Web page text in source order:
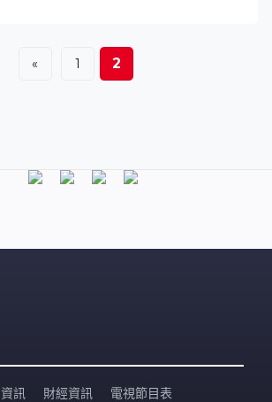
游入體內。 細菌感染入ICU 需移除氣
，一名45歲陳姓男子平日熱愛行山、露
，被送往深切治療部插管治療。經過緊
表示，鉤端螺旋體病，是熱帶、亞熱帶
« 1 2
訊 財經資訊 電視節目表